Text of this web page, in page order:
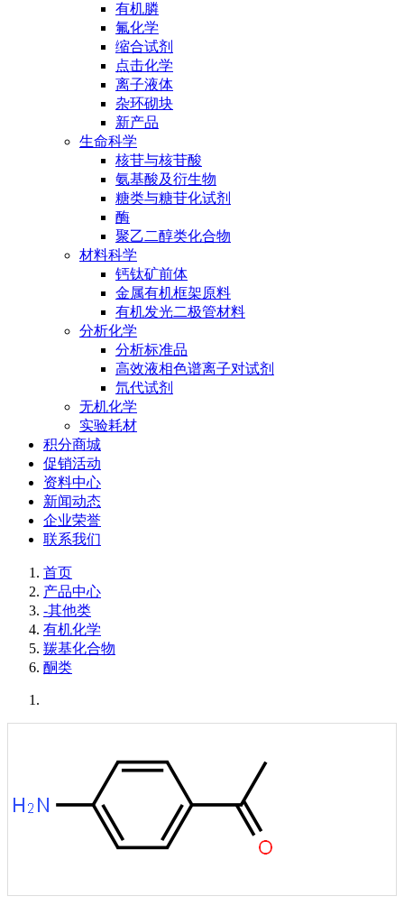
有机膦
氟化学
缩合试剂
点击化学
离子液体
杂环砌块
新产品
生命科学
核苷与核苷酸
氨基酸及衍生物
糖类与糖苷化试剂
酶
聚乙二醇类化合物
材料科学
钙钛矿前体
金属有机框架原料
有机发光二极管材料
分析化学
分析标准品
高效液相色谱离子对试剂
氘代试剂
无机化学
实验耗材
积分商城
促销活动
资料中心
新闻动态
企业荣誉
联系我们
首页
产品中心
-其他类
有机化学
羰基化合物
酮类